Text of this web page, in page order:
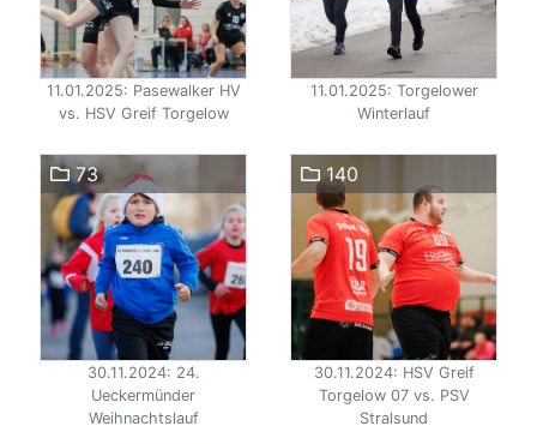
11.01.2025: Pasewalker HV
vs. HSV Greif Torgelow
11.01.2025: Torgelower
Winterlauf
73
30.11.2024: 24.
Ueckermünder
Weihnachtslauf
140
30.11.2024: HSV Greif
Torgelow 07 vs. PSV
Stralsund